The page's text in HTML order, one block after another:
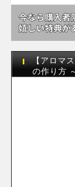
【アロマ
の作り方